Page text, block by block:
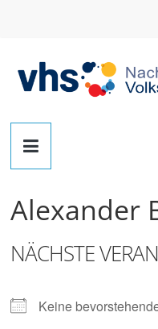
Der
zum
Alexander
NÄCHSTE
Keine